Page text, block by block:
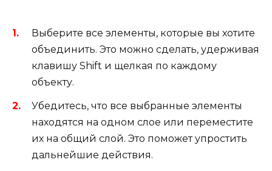
Выберите все элементы, которые вы хотите
объединить. Это можно сделать, удерживая
клавишу Shift и щелкая по каждому
объекту.
Убедитесь, что все выбранные элементы
находятся на одном слое или переместите
их на общий слой. Это поможет упростить
дальнейшие действия.